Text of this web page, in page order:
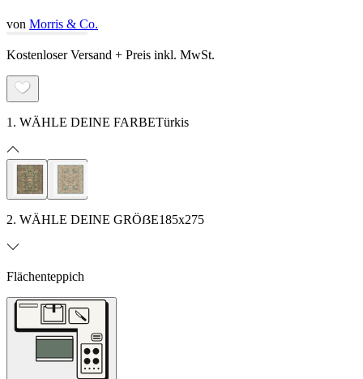
von Morris & Co.
Kostenloser Versand + Preis inkl. MwSt.
1. WÄHLE DEINE FARBETürkis
2. WÄHLE DEINE GRÖẞE185x275
Flächenteppich